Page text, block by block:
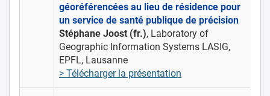
géoréférencées au lieu de résidence pour
un service de santé publique de précision
Stéphane Joost (fr.), Laboratory of
Geographic Information Systems LASIG,
EPFL, Lausanne
> Télécharger la présentation